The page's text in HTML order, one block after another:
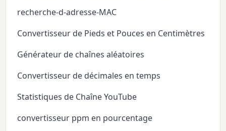
recherche-d-adresse-MAC
Convertisseur de Pieds et Pouces en Centimètres
Générateur de chaînes aléatoires
Convertisseur de décimales en temps
Statistiques de Chaîne YouTube
convertisseur ppm en pourcentage